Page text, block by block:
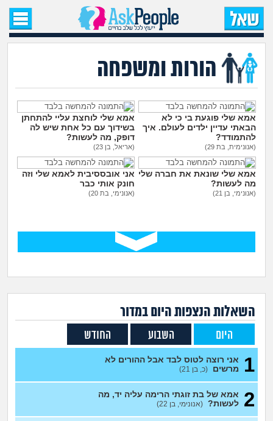
עמוד הבית
שאלות חדשות
שאלות שעוררו עניין
עצות חדשות
מה קורה כאן?
מדורים
זוגיות
הורות ומשפחה
מתבגרים
מהבקו"ם... ועד מתי?!
חיפוש שאלות
הרשמה
הורות ומשפחה
אמא שלי פוגעת בי כי לא
הבאתי עדיין ילדים לעולם. איך
להתמודד?
(אנונימית, בת 29)
אמא שלי לוחצת עליי להתחתן
בשידוך עם כל אחת שיש לה
דופק, מה לעשות?
(אריאל, בן 23)
אמא שלי שונאת את חברה שלי
מה לעשות?
(אנונימי, בן 21)
אני אובססיבית לאמא שלי וזה
חונק אותי כבר
(אנונימי, בת 20)
השאלות הנצפות היוםבמדור
היום השבוע החודש
1
אני רוצה לטוס לבד אבל ההורים לא
מרשים (כ, בן 21)
2
אמא של בת זוגתי הרימה עליה יד, מה
לעשות? (אנונימי, בן 22)